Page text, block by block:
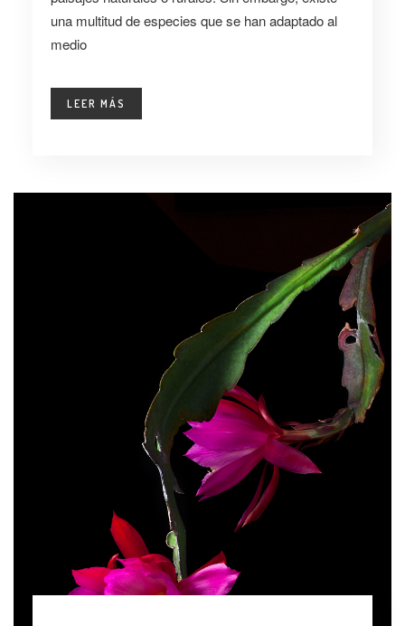
una multitud de especies que se han adaptado al
medio
LEER MÁS